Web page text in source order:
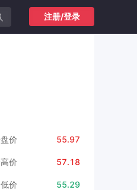
注册/登录
价 55.97
价 57.18
价 55.29